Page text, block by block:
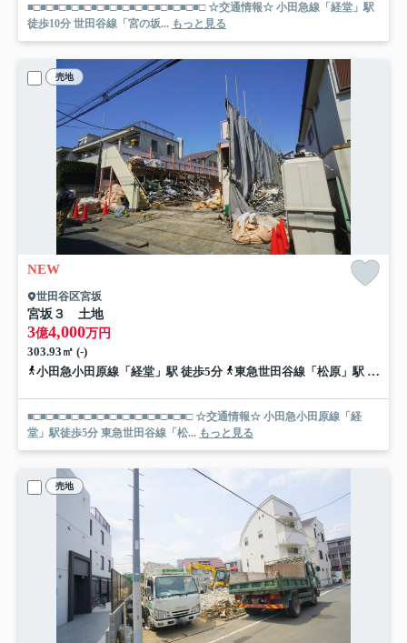
■□■□■□■□■□■□■□■□■□■□■□■□■□■□ ☆交通情報☆ 小田急線「経堂」駅
徒歩10分 世田谷線「宮の坂... もっと見る
売地
NEW
世田谷区宮坂
宮坂３ 土地
3億4,000万円
303.93㎡ (-)
小田急小田原線「経堂」駅 徒歩5分
東急世田谷線「松原」駅 徒歩13分
■□■□■□■□■□■□■□■□■□■□■□■□■□ ☆交通情報☆ 小田急小田原線「経
堂」駅徒歩5分 東急世田谷線「松... もっと見る
売地